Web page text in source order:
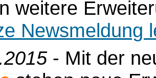
weitere
Newsmeldung
- Mit der